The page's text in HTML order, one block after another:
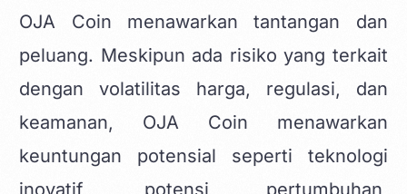
OJA Coin menawarkan tantangan dan
peluang. Meskipun ada risiko yang terkait
dengan volatilitas harga, regulasi, dan
keamanan, OJA Coin menawarkan
keuntungan potensial seperti teknologi
inovatif, potensi pertumbuhan,